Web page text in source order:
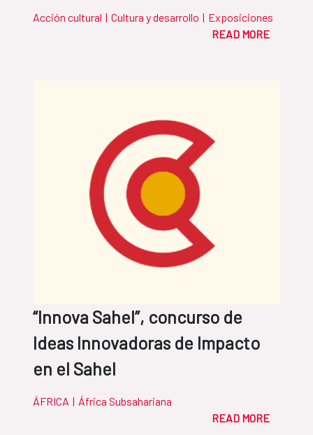
Acción cultural | Cultura y desarrollo | Exposiciones
READ MORE
“Innova Sahel”, concurso de
Ideas Innovadoras de Impacto
en el Sahel
ÁFRICA | África Subsahariana
READ MORE